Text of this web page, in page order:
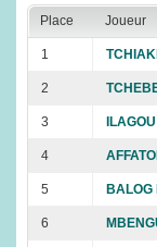
Place Joueur
1
2
3
4
5 BALOG
6